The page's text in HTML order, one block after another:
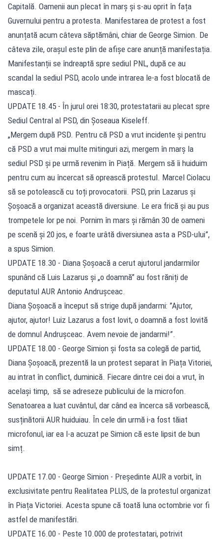
Capitală. Oamenii aun plecat în marș și s-au oprit în fața
Guvernului pentru a protesta. Manifestarea de protest a fost
anunțată acum câteva săptămâni, chiar de George Simion. De
câteva zile, orașul este plin de afișe care anunță manifestația.
Manifestanții se îndreaptă spre sediul PNL, după ce au
scandal la sediul PSD, acolo unde intrarea le-a fost blocată de
mascați.
UPDATE 18.45 - În jurul orei 18:30, protestatarii au plecat spre
Sediul Central al PSD, din Șoseaua Kiseleff.
„Mergem după PSD. Pentru că PSD a vrut incidente și pentru
că PSD a vrut mai multe mitinguri azi, mergem în marș la
sediul PSD și pe urmă revenim în Piață. Mergem să îi huiduim
pentru cum au încercat să oprească protestul. Marcel Ciolacu
să se potolească cu toți provocatorii. PSD, prin Lazarus și
Șoșoacă a organizat această diversiune. Le era frică și au pus
trompetele lor pe noi. Pornim în mars și rămân 30 de oameni
pe scenă și 20 jos, e foarte urâtă diversiunea asta a PSD-ului”,
a spus Simion.
UPDATE 18.30 - Diana Șoșoacă a cerut ajutorul jandarmilor
spunând că Luis Lazarus și „o doamnă” au fost răniți de
deputatul AUR Antonio Andrușceac.
Diana Şoşoacă a început să strige după jandarmi: ”Ajutor,
ajutor, ajutor! Luiz Lazarus a fost lovit, o doamnă a fost lovită
de domnul Andruşceac. Avem nevoie de jandarmi!”.
UPDATE 18.00 - George Simion și fosta sa colegă de partid,
Diana Șoșoacă, prezentă la un protest separat în Piața Vitoriei,
au intrat în conflict, duminică. Fiecare dintre cei doi a vrut, în
același timp, să se adreseze publicului de la microfon.
Senatoarea a luat cuvântul, dar când ea încerca să vorbească,
susținătorii AUR huiduiau. În cele din urmă i-a fost tăiat
microfonul, iar ea l-a acuzat pe Simion că este lipsit de bun
simț.
UPDATE 17.00 - George Simion - Președinte AUR a vorbit, în
exclusivitate pentru Realitatea PLUS, de la protestul organizat
în Piața Victoriei. Acesta spune că toată luna octombrie vor fi
astfel de manifestări.
UPDATE 16.00 - Peste 10.000 de protestatari, potrivit